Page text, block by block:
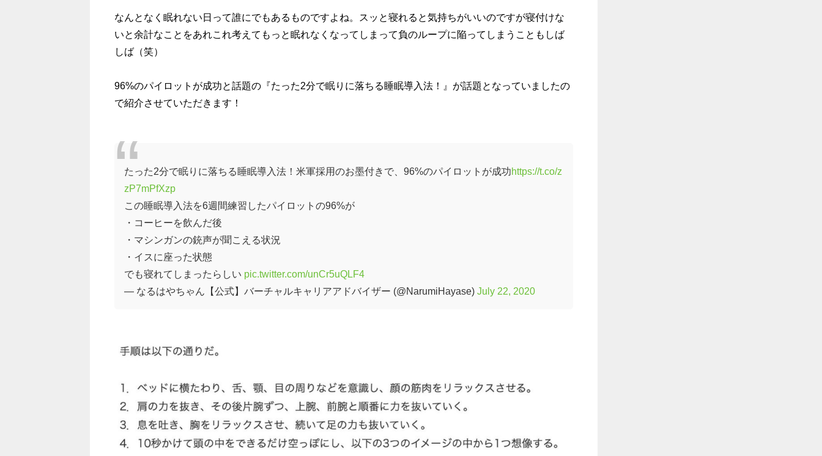
なんとなく眠れない日って誰にでもあるものですよね。スッと寝れると気持ちがいいのですが寝付けな
いと余計なことをあれこれ考えてもっと眠れなくなってしまって負のループに陥ってしまうこともしば
しば（笑）
96%のパイロットが成功と話題の『たった2分で眠りに落ちる睡眠導入法！』が話題となっていましたの
で紹介させていただきます！
たった2分で眠りに落ちる睡眠導入法！米軍採用のお墨付きで、96%のパイロットが成功https://t.co/z
zP7mPfXzp
この睡眠導入法を6週間練習したパイロットの96%が
・コーヒーを飲んだ後
・マシンガンの銃声が聞こえる状況
・イスに座った状態
でも寝れてしまったらしい pic.twitter.com/unCr5uQLF4
— なるはやちゃん【公式】バーチャルキャリアアドバイザー (@NarumiHayase) July 22, 2020